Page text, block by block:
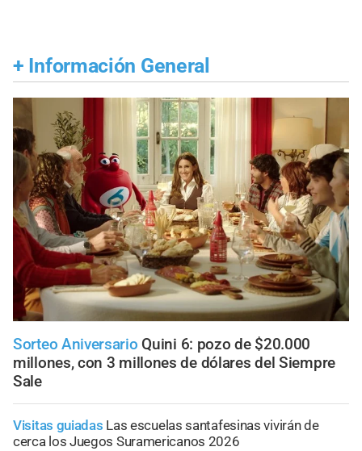
+ Información General
Sorteo Aniversario Quini 6: pozo de $20.000
millones, con 3 millones de dólares del Siempre
Sale
Visitas guiadas Las escuelas santafesinas vivirán de
cerca los Juegos Suramericanos 2026